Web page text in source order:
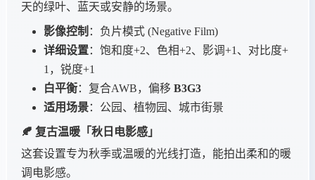
天的绿叶、蓝天或安静的场景。
影像控制 ：负片模式 (Negative Film)
详细设置：饱和度+2、色相+2、影调+1、对比度+
1，锐度+1
白平衡：复合AWB，偏移 B3G3
适用场景：公园、植物园、城市街景
🍂 复古温暖「秋日电影感」
这套设置专为秋季或温暖的光线打造，能拍出柔和的暖
调电影感。